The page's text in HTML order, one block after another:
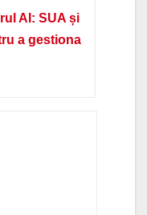
AI: SUA și
a gestiona